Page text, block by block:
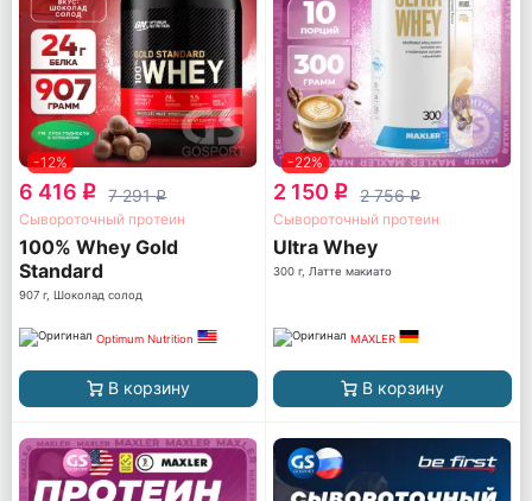
-12%
6 416 q 7 291q
Сывороточный протеин
100% Whey Gold
Standard
907 г, Шоколад солод
Optimum Nutrition
В корзину
-22%
2 150 q 2 756q
Сывороточный протеин
Ultra Whey
300 г, Латте макиато
MAXLER
В корзину